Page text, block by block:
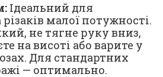
Ідеальний для
малої потужності.
не тягне руку вниз,
на висоті або варите у
Для стандартних
— оптимально.